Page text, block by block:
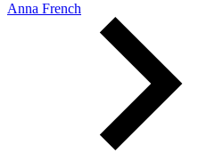
Anna French